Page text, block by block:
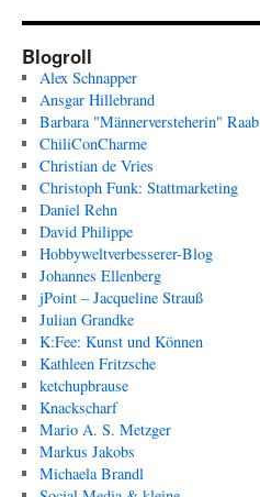
Blogroll
Alex Schnapper
Ansgar Hillebrand
Barbara "Männerversteherin" Raab
ChiliConCharme
Christian de Vries
Christoph Funk: Stattmarketing
Daniel Rehn
David Philippe
Hobbyweltverbesserer-Blog
Johannes Ellenberg
jPoint – Jacqueline Strauß
Julian Grandke
K:Fee: Kunst und Können
Kathleen Fritzsche
ketchupbrause
Knackscharf
Mario A. S. Metzger
Markus Jakobs
Michaela Brandl